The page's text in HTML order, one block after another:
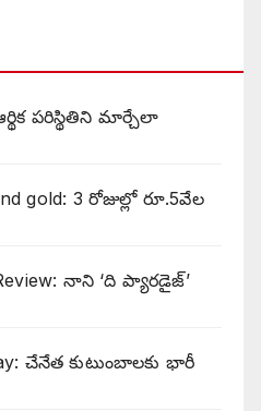
పరిస్థితిని మార్చేలా
gold: 3 రోజుల్లో రూ.5వేల
నాని ‘ది ప్యారడైజ్’
చేనేత కుటుంబాలకు భారీ